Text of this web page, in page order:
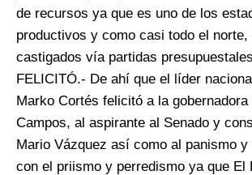
de recursos ya que es uno de los
productivos y como casi todo el norte,
castigados vía partidas
FELICITÓ.- De ahí que el líder
Marko Cortés felicitó a la
Campos, al aspirante al Senado y
Mario Vázquez así como al panismo
con el priismo y perredismo ya que El